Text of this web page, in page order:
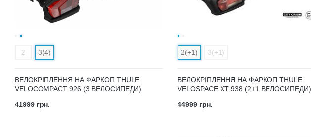
2 3(4)
ВЕЛОКРІПЛЕННЯ НА ФАРКОП THULE
VELOCOMPACT 926 (3 ВЕЛОСИПЕДИ)
41999 грн.
2(+1) 3(+1)
ВЕЛОКРІПЛЕННЯ НА ФАРКОП THULE
VELOSPACE XT 938 (2+1 ВЕЛОСИПЕДИ)
44999 грн.